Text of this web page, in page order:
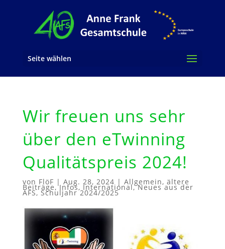
Seite wählen
Wir freuen uns sehr
über den eTwinning
Qualitätspreis 2024!
von FlöF | Aug. 28, 2024 | Allgemein, ältere
Beiträge,Infos, International,Neues aus der
AFS,Schuljahr 2024/2025